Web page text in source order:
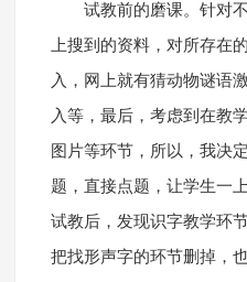
试教前的磨课。针对
上搜到的资料，对所存在
入，网上就有猜动物谜语
入等，最后，考虑到在教
图片等环节，所以，我决
题，直接点题，让学生一
试教后，发现识字教学环
把找形声字的环节删掉，